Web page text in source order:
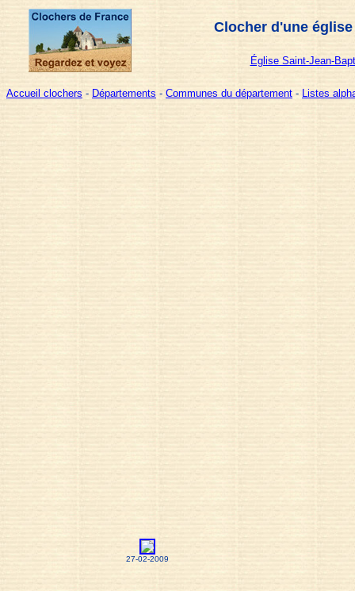
Clocher d'une
Église Saint-Jean-
Accueil clochers - Départements - Communes du département - Listes
27-02-2009